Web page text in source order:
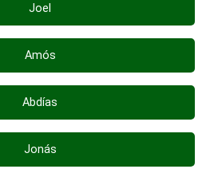
Joel
Amós
Abdías
Jonás